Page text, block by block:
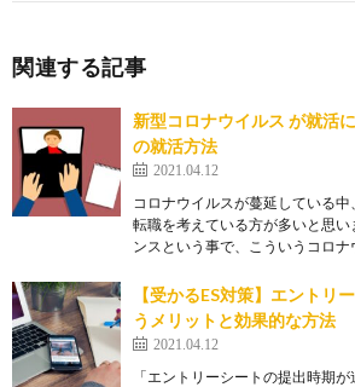
関連する記事
新型コロナウイルス が就活
の就活方法
2021.04.12
コロナウイルスが蔓延している
転職を考えている方が多いと思い
ンスという事で、こういうコロ
【受かるES対策】エントリ
うメリットと効果的な方法
2021.04.12
「エントリーシートの提出時期